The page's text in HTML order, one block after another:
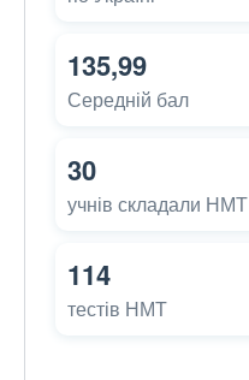
135,99
Середній бал
30
учнів складали НМТ
114
тестів НМТ